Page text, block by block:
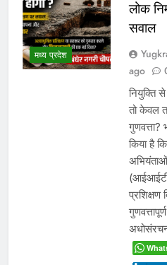
मध्य प्रदेश
लोक
सवाल
ago
नियुक्ति से
तो केवल
गुणवत्ता?
किया है
अभियंताओं
प्रशिक्षण